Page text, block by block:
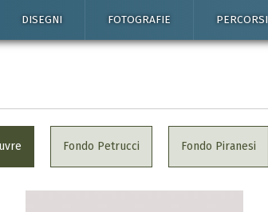
DISEGNI FOTOGRAFIE PERCORSI
Fondo Petrucci Fondo Piranesi